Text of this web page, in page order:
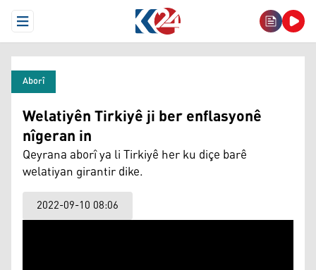
Open Menu
Aborî
Welatiyên Tirkiyê ji ber enflasyonê
nîgeran in
Qeyrana aborî ya li Tirkiyê her ku diçe barê
welatiyan girantir dike.
2022-09-10 08:06